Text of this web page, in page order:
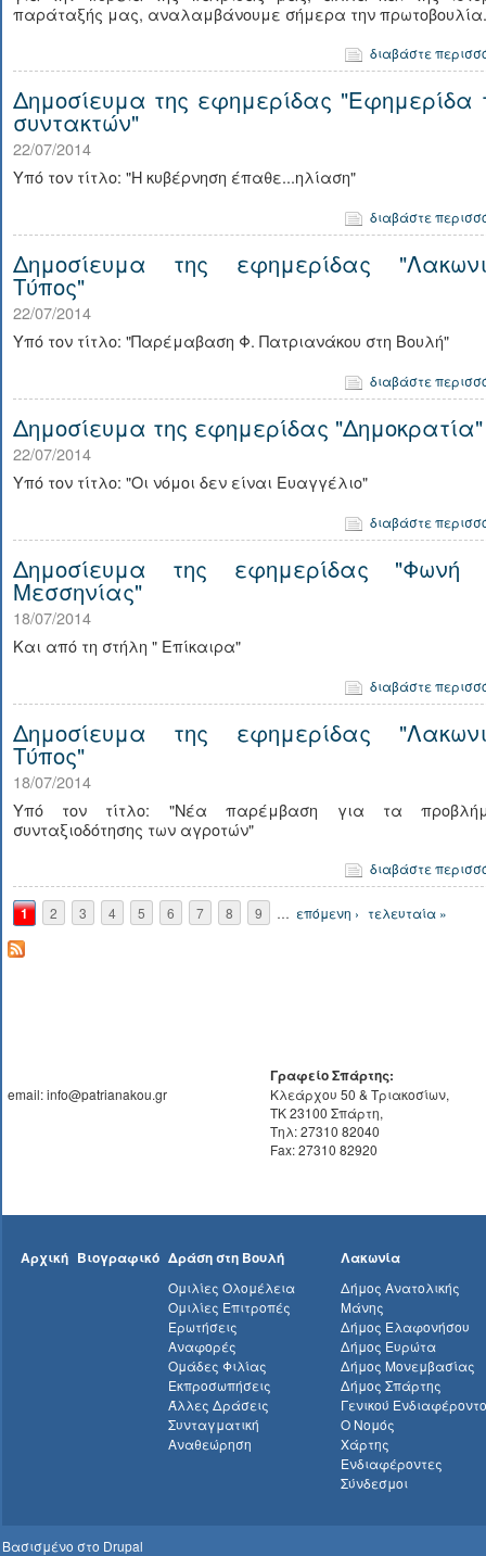
παράταξής μας, αναλαμβάνουμε σήμερα την
διαβάστε
Δημοσίευμα της εφημερίδας "Εφημερίδα
συντακτών"
22/07/2014
Υπό τον τίτλο: "Η κυβέρνηση έπαθε...ηλίαση"
διαβάστε
Δημοσίευμα της εφημερίδας
Τύπος"
22/07/2014
Υπό τον τίτλο: "Παρέμαβαση Φ. Πατριανάκου στη Βουλή"
διαβάστε
Δημοσίευμα της εφημερίδας "Δημοκρατία"
22/07/2014
Υπό τον τίτλο: "Οι νόμοι δεν είναι Ευαγγέλιο"
διαβάστε
Δημοσίευμα της εφημερίδας "Φωνή
Μεσσηνίας"
18/07/2014
Και από τη στήλη " Επίκαιρα"
διαβάστε
Δημοσίευμα της εφημερίδας
Τύπος"
18/07/2014
Υπό τον τίτλο: "Νέα παρέμβαση για τα
συνταξιοδότησης των αγροτών"
διαβάστε
Σελίδες
1 2 3 4 5 6 7 8 9 … επόμενη › τελευταία »
email: info@patrianakou.gr
Γραφείο Σπάρτης:
Κλεάρχου 50 & Τριακοσίων,
ΤΚ 23100 Σπάρτη,
Τηλ: 27310 82040
Fax: 27310 82920
Αρχική Βιογραφικό Δράση στη Βουλή
Ομιλίες Ολομέλεια
Ομιλίες Επιτροπές
Ερωτήσεις
Αναφορές
Ομάδες Φιλίας
Εκπροσωπήσεις
Άλλες Δράσεις
Συνταγματική
Αναθεώρηση
Λακωνία
Δήμος Ανατολικής
Μάνης
Δήμος Ελαφονήσου
Δήμος Ευρώτα
Δήμος Μονεμβασίας
Δήμος Σπάρτης
Γενικού
Ο Νομός
Χάρτης
Ενδιαφέροντες
Σύνδεσμοι
Βασισμένο στο Drupal